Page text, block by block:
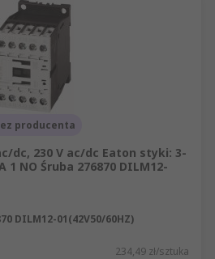
producenta
dc, 230 V ac/dc Eaton styki: 3-
1 NO Śruba 276870 DILM12-
DILM12-01(42V50/60HZ)
234,49 zł/sztuka